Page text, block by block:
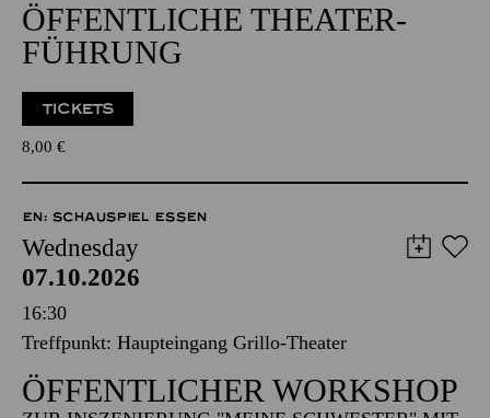
ÖFFENTLICHE THEATER­
FÜHRUNG
TICKETS
8,00 €
EN: SCHAUSPIEL ESSEN
Wednesday
07.10.2026
16:30
Treffpunkt: Haupteingang Grillo-Theater
ÖFFENTLICHER WORKSHOP